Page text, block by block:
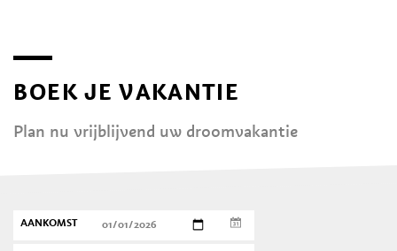
BOEK JE VAKANTIE
Plan nu vrijblijvend uw droomvakantie
AANKOMST